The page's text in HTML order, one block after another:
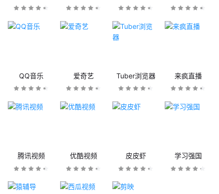
QQ音乐 爱奇艺 Tuber浏览器 来疯直播
腾讯视频 优酷视频 皮皮虾 学习强国